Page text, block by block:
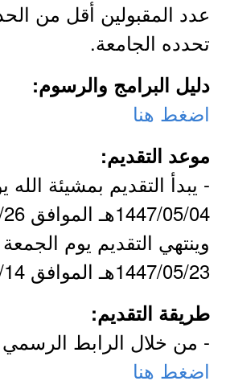
عدد المقبولين أقل من
تحدده الجامعة.
دليل البرامج والرسوم:
اضغط هنا
موعد التقديم:
- يبدأ التقديم بمشيئة الله
وينتهي التقديم يوم الجمعة
1447/05/23هـ الموافق 2025/11/14م.
طريقة التقديم:
- من خلال الرابط الرسمي
اضغط هنا